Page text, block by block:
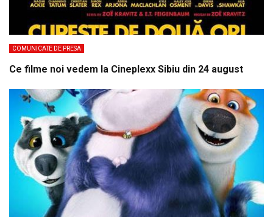
COMUNICATE DE PRESA
Ce filme noi vedem la Cineplexx Sibiu din 24 august